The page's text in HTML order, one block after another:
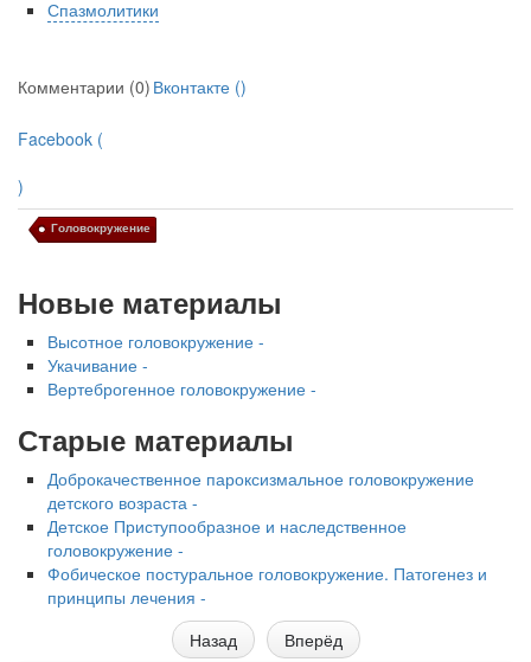
Спазмолитики
Комментарии (0) Вконтакте ()
Facebook (
)
Головокружение
Новые материалы
Высотное головокружение -
Укачивание -
Вертеброгенное головокружение -
Старые материалы
Доброкачественное пароксизмальное головокружение
детского возраста -
Детское Приступообразное и наследственное
головокружение -
Фобическое постуральное головокружение. Патогенез и
принципы лечения -
Назад
Вперёд